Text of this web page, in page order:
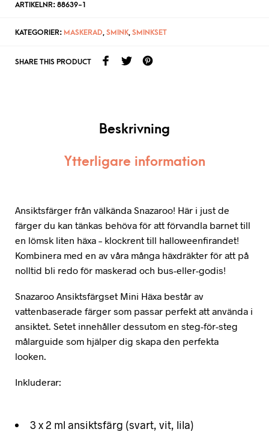
ARTIKELNR: 88639-1
KATEGORIER: MASKERAD, SMINK, SMINKSET
SHARE THIS PRODUCT
Beskrivning
Ytterligare information
Ansiktsfärger från välkända Snazaroo! Här i just de
färger du kan tänkas behöva för att förvandla barnet till
en lömsk liten häxa – klockrent till halloweenfirandet!
Kombinera med en av våra många häxdräkter för att på
nolltid bli redo för maskerad och bus-eller-godis!
Snazaroo Ansiktsfärgset Mini Häxa består av
vattenbaserade färger som passar perfekt att använda i
ansiktet. Setet innehåller dessutom en steg-för-steg
målarguide som hjälper dig skapa den perfekta
looken.
Inkluderar:
3 x 2 ml ansiktsfärg (svart, vit, lila)